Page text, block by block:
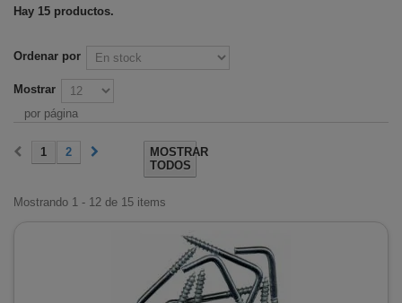
Hay 15 productos.
Ordenar por
Mostrar
por página
MOSTRAR
TODOS
1 2
Mostrando 1 - 12 de 15 items